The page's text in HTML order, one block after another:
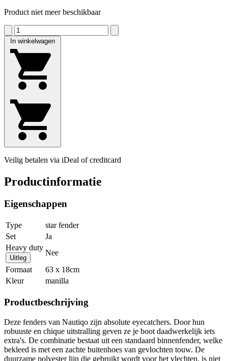
Product niet meer beschikbaar
In winkelwagen
Veilig betalen via iDeal of creditcard
Productinformatie
Eigenschappen
Type
star fender
Set
Ja
Heavy duty
Uitleg
Nee
Formaat
63 x 18cm
Kleur
manilla
Productbeschrijving
Deze fenders van Nautiqo zijn absolute eyecatchers. Door hun
robuuste en chique uitstralling geven ze je boot daadwerkelijk iets
extra's. De combinatie bestaat uit een standaard binnenfender, welke
bekleed is met een zachte buitenhoes van gevlochten touw. De
duurzame polyester lijn die gebruikt wordt voor het vlechten, is niet